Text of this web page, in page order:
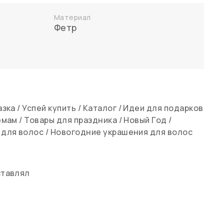
Материал
Фетр
/Успей купить / Каталог /Идеи для подарков
/ Товары для праздника /Новый Год /
волос / Новогодние украшения для волос